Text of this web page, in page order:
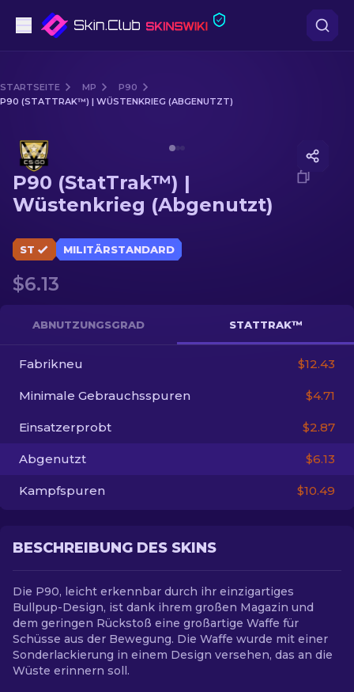
Mittelklasse
Gewehr
Scharfschützengewehr
Handschuh
DE
STARTSEITE MP
P90
P90 (STATTRAK™) | WÜSTENKRIEG (ABGENUTZT)
P90 (StatTrak™) |
Wüstenkrieg (Abgenutzt)
ST MILITÄRSTANDARD
$6.13
ABNUTZUNGSGRAD STATTRAK™
Fabrikneu $12.43
Minimale Gebrauchsspuren $4.71
Einsatzerprobt $2.87
Abgenutzt $6.13
Kampfspuren $10.49
BESCHREIBUNG DES SKINS
Die P90, leicht erkennbar durch ihr einzigartiges
Bullpup-Design, ist dank ihrem großen Magazin und
dem geringen Rückstoß eine großartige Waffe für
Schüsse aus der Bewegung. Die Waffe wurde mit einer
Sonderlackierung in einem Design versehen, das an die
Wüste erinnern soll.